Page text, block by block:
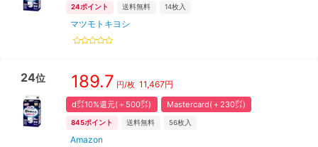
24ポイント 送料無料 14枚入
マツモトキヨシ
24位 189.7 円/枚 11,467円
d㌽10%還元(＋500㌽) Mastercard(＋230㌽)
845ポイント 送料無料 56枚入
Amazon